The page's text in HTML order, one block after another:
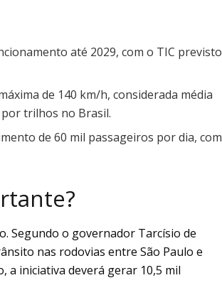
até 2029, com o TIC previsto
de 140 km/h, considerada média
trilhos no Brasil.
de 60 mil passageiros por dia, com
Segundo o governador Tarcísio de
nas rodovias entre São Paulo e
a iniciativa deverá gerar 10,5 mil